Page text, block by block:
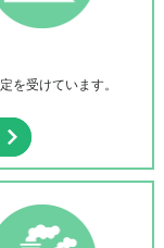
を受けています。